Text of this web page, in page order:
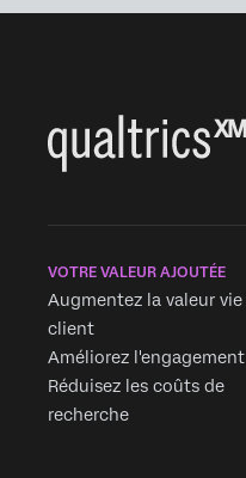
VOTRE VALEUR AJOUTÉE
Augmentez la valeur vie
client
Améliorez l'engagement
Réduisez les coûts de
recherche